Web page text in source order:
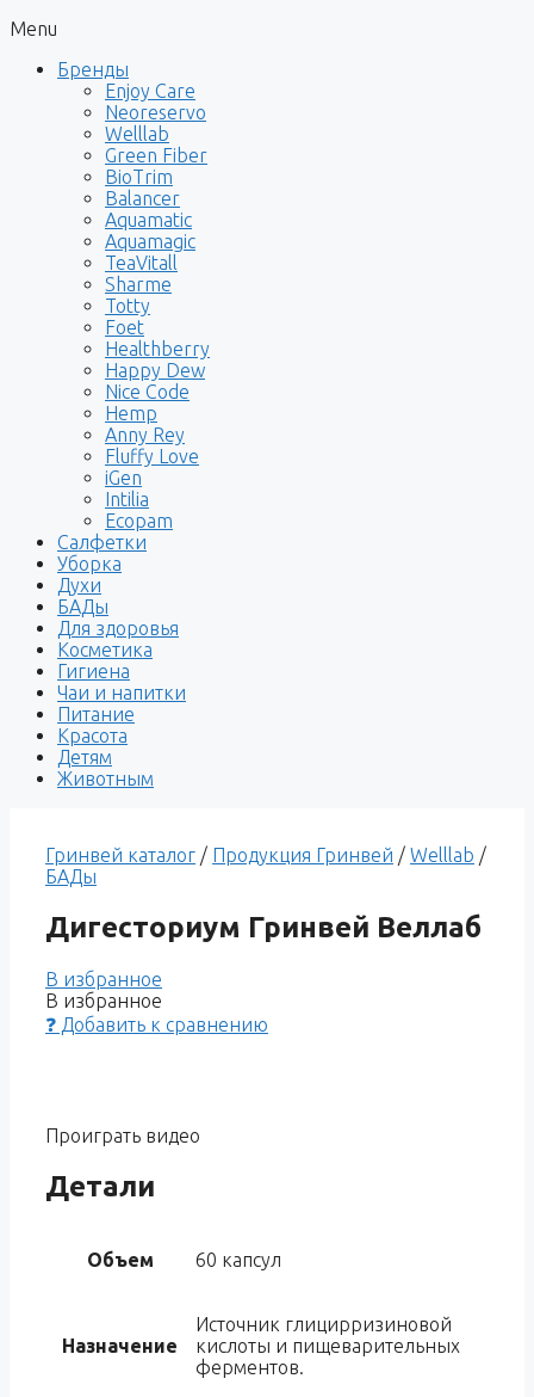
Menu
Бренды
Enjoy Care
Neoreservo
Welllab
Green Fiber
BioTrim
Balancer
Aquamatic
Aquamagic
TeaVitall
Sharme
Totty
Foet
Healthberry
Happy Dew
Nice Code
Hemp
Anny Rey
Fluffy Love
iGen
Intilia
Ecopam
Салфетки
Уборка
Духи
БАДы
Для здоровья
Косметика
Гигиена
Чаи и напитки
Питание
Красота
Детям
Животным
Гринвей каталог / Продукция Гринвей / Welllab /
БАДы
Дигесториум Гринвей Веллаб
В избранное
В избранное
❓ Добавить к сравнению
Проиграть видео
Детали
Объем 60 капсул
Назначение
Источник глицирризиновой
кислоты и пищеварительных
ферментов.